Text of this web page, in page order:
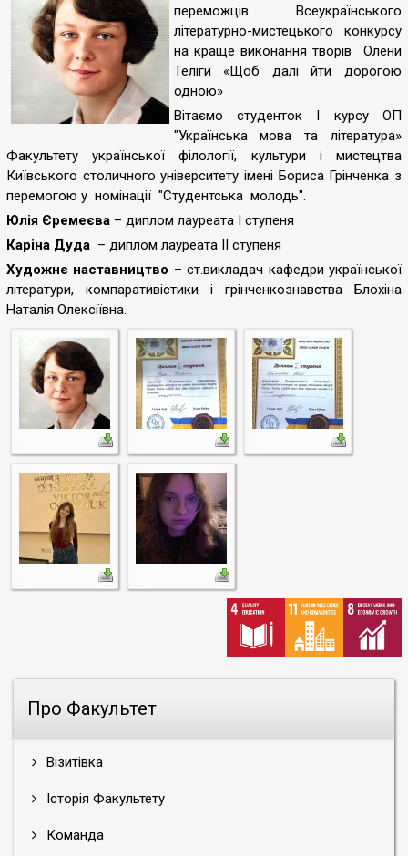
Про Факультет
Візитівка
Історія Факультету
Команда
переможців Всеукраїнського
літературно-мистецького конкурсу
на краще виконання творів Олени
Теліги «Щоб далі йти дорогою
одною»
Вітаємо студенток І курсу ОП
"Українська мова та література»
Факультету української філології, культури і мистецтва
Київського столичного університету імені Бориса Грінченка з
перемогою у номінації "Студентська молодь".
Юлія Єремеєва – диплом лауреата І ступеня
Каріна Дуда – диплом лауреата ІІ ступеня
Художнє наставництво – ст.викладач кафедри української
літератури, компаративістики і грінченкознавства Блохіна
Наталія Олексіївна.